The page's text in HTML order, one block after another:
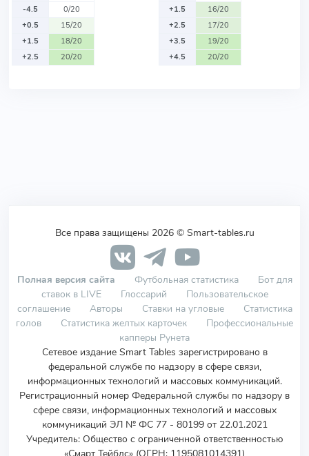
-4.5
0/20
+0.5
15/20
+1.5
18/20
+2.5
20/20
+1.5
16/20
+2.5
17/20
+3.5
19/20
+4.5
20/20
Все права защищены 2026 © Smart-tables.ru
Полная версия сайта Футбольная статистика
Бот для
ставок в LIVE
Глоссарий
Пользовательское
соглашение
Авторы Ставки на угловые
Статистика
голов
Статистика желтых карточек
Профессиональные
капперы Рунета
Сетевое издание Smart Tables зарегистрировано в
федеральной службе по надзору в сфере связи,
информационных технологий и массовых коммуникаций.
Регистрационный номер Федеральной службы по надзору в
сфере связи, информационных технологий и массовых
коммуникаций ЭЛ № ФС 77 - 80199 от 22.01.2021
Учредитель: Общество с ограниченной ответственностью